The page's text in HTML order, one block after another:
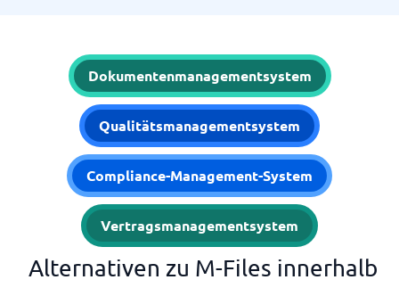
Dokumentenmanagementsystem
Qualitätsmanagementsystem
Compliance-Management-System
Vertragsmanagementsystem
Alternativen zu M-Files innerhalb